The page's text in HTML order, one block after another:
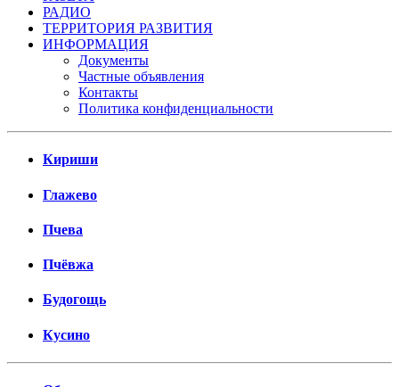
РАДИО
ТЕРРИТОРИЯ РАЗВИТИЯ
ИНФОРМАЦИЯ
Документы
Частные объявления
Контакты
Политика конфиденциальности
Кириши
Глажево
Пчева
Пчёвжа
Будогощь
Кусино